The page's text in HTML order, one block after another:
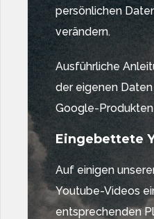
persönlichen
verändern.
Ausführliche
der eigenen
Google-Produkten
Eingebettete
Auf einigen
Youtube-Videos
entsprechenden